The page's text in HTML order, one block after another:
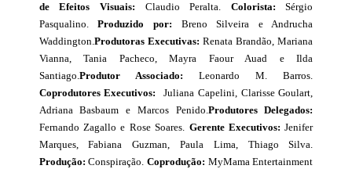
de Efeitos Visuais: Claudio Peralta. Colorista:Sérgio
Pasqualino.Produzido por: Breno Silveira e Andrucha
Waddington.Produtoras Executivas: Renata Brandão, Mariana
Vianna, Tania Pacheco, Mayra Faour Auad e Ilda
Santiago.Produtor Associado: Leonardo M. Barros.
Coprodutores Executivos:
Juliana Capelini, Clarisse Goulart,
Adriana Basbaum e Marcos Penido.Produtores Delegados:
Fernando Zagallo e Rose Soares. Gerente Executivos:Jenifer
Marques, Fabiana Guzman, Paula Lima, Thiago Silva.
Produção:Conspiração. Coprodução: MyMama Entertainment